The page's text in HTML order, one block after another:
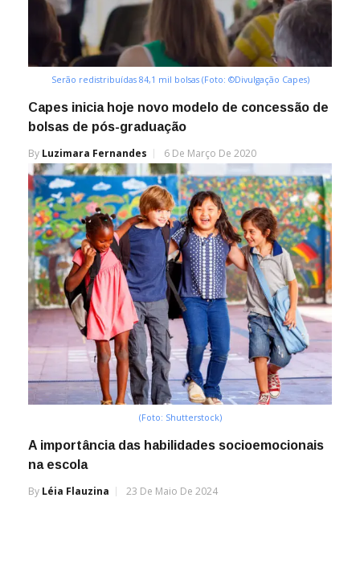
Serão redistribuídas 84,1 mil bolsas (Foto: ©Divulgação Capes)
Capes inicia hoje novo modelo de concessão de
bolsas de pós-graduação
By Luzimara Fernandes 6 De Março De 2020
(Foto: Shutterstock)
A importância das habilidades socioemocionais
na escola
By Léia Flauzina 23 De Maio De 2024